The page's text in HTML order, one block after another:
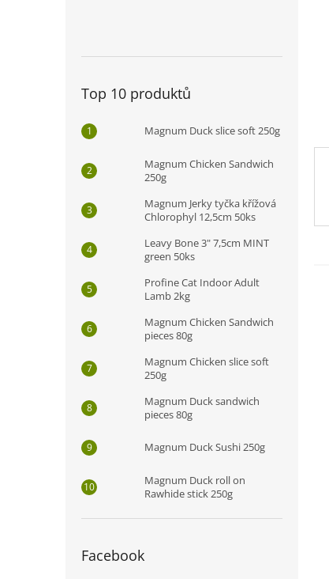
Top 10 produktů
Magnum Duck slice soft 250g
Magnum Chicken Sandwich
250g
Magnum Jerky tyčka křížová
Chlorophyl 12,5cm 50ks
Leavy Bone 3" 7,5cm MINT
green 50ks
Profine Cat Indoor Adult
Lamb 2kg
Magnum Chicken Sandwich
pieces 80g
Magnum Chicken slice soft
250g
Magnum Duck sandwich
pieces 80g
Magnum Duck Sushi 250g
Magnum Duck roll on
Rawhide stick 250g
Facebook